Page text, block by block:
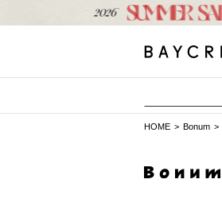
HOME Bonum